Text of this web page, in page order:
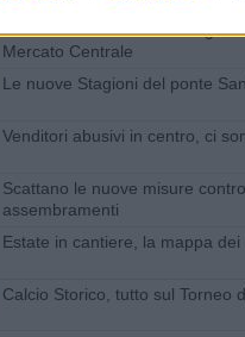
I liceali del Russel-Newton
Mercato Centrale
Le nuove Stagioni del ponte
Venditori abusivi in centro, ci
Scattano le nuove misure
assembramenti
Estate in cantiere, la mappa dei
Calcio Storico, tutto sul Torneo